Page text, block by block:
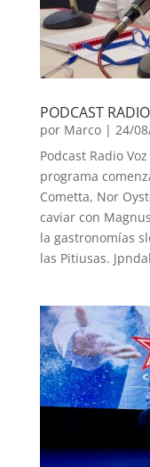
PODCAST
por Marco| 24/
Podcast Radio
programa
Cometta, Nor
caviar con
la gastronomías
las Pitiusas.